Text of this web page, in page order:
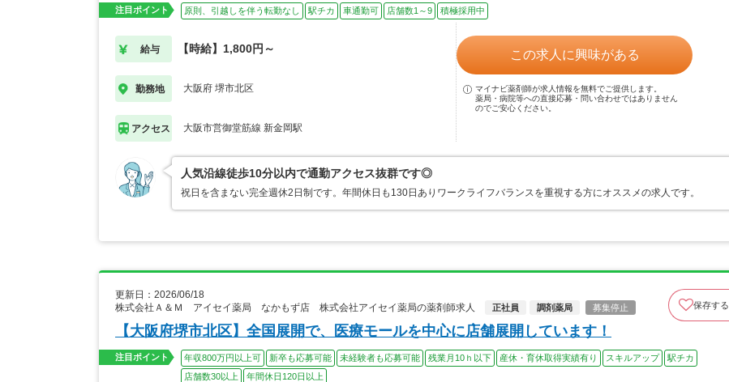
注目ポイント 原則、引越しを伴う転勤なし 駅チカ 車通勤可 店舗数1～9 積極採用中
給与 【時給】1,800円～
勤務地 大阪府 堺市北区
アクセス 大阪市営御堂筋線 新金岡駅
この求人に興味がある
マイナビ薬剤師が求人情報を無料でご提供します。
薬局・病院等への直接応募・問い合わせではありません
のでご安心ください。
人気沿線徒歩10分以内で通勤アクセス抜群です◎
祝日を含まない完全週休2日制です。年間休日も130日ありワークライフバランスを重視する方にオススメの求人です。
更新日：2026/06/18
株式会社Ａ＆Ｍ アイセイ薬局 なかもず店 株式会社アイセイ薬局の薬剤師求人
正社員 調剤薬局 募集停止 保存する
【大阪府堺市北区】全国展開で、医療モールを中心に店舗展開しています！
注目ポイント 年収800万円以上可 新卒も応募可能 未経験者も応募可能 残業月10ｈ以下 産休・育休取得実績有り スキルアップ
駅チカ
店舗数30以上
年間休日120日以上